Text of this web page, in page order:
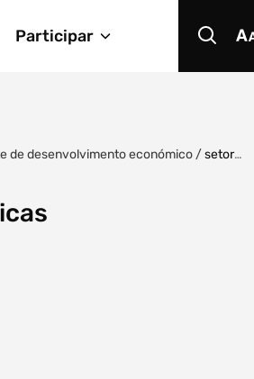
Participar
de desenvolvimento económico/setor